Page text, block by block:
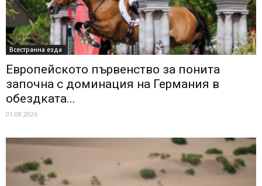
Всестранна езда
Европейското първенство за понита
започна с доминация на Германия в
обездката...
01.08.2026